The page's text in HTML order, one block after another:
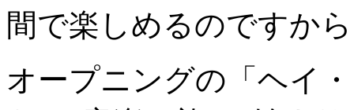
間で楽しめるのですか
オープニングの「ヘイ